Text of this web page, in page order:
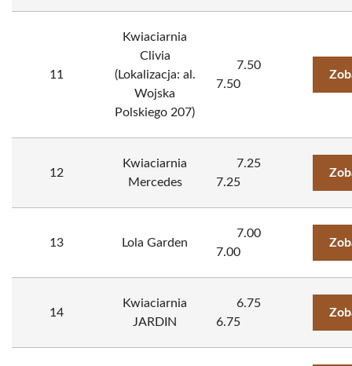
11
Kwiaciarnia
Clivia
(Lokalizacja: al.
Wojska
Polskiego 207)
7.50
7.50
12
Kwiaciarnia
Mercedes
7.25
7.25
13 Lola Garden
7.00
7.00
14
Kwiaciarnia
JARDIN
6.75
6.75